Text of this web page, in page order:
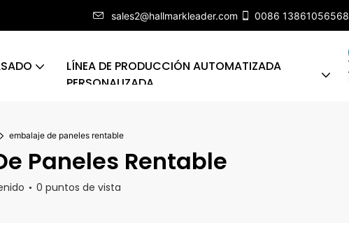
sales2@hallmarkleader.com 0086 13861056568
LÍNEA DE PRODUCCIÓN AUTOMATIZADA
PERSONALIZADA
embalaje de paneles rentable
Paneles Rentable
0 puntos de vista